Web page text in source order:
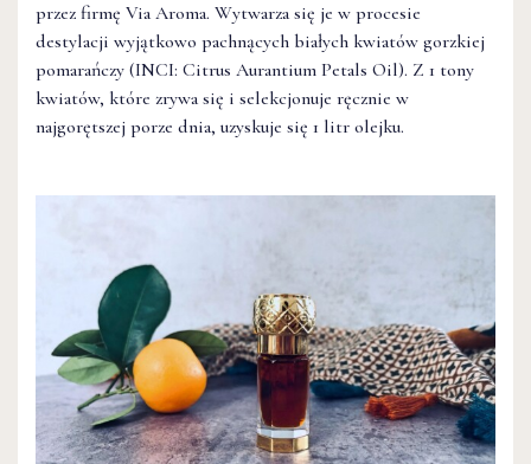
przez firmę Via Aroma. Wytwarza się je w procesie
destylacji wyjątkowo pachnących białych kwiatów gorzkiej
pomarańczy (INCI: Citrus Aurantium Petals Oil). Z 1 tony
kwiatów, które zrywa się i selekcjonuje ręcznie w
najgorętszej porze dnia, uzyskuje się 1 litr olejku.